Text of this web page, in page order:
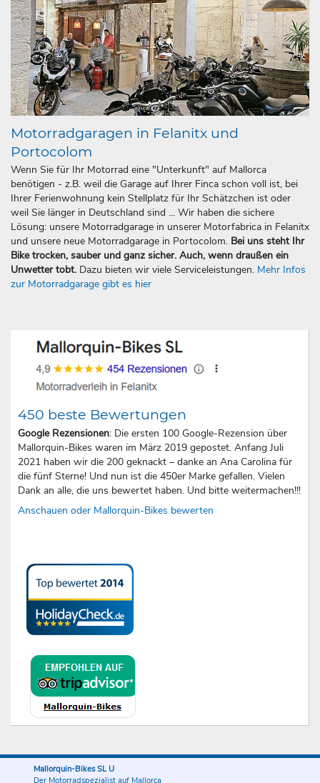
Motorradgaragen in Felanitx und
Portocolom
Wenn Sie für Ihr Motorrad eine "Unterkunft" auf Mallorca
benötigen - z.B. weil die Garage auf Ihrer Finca schon voll ist, bei
Ihrer Ferienwohnung kein Stellplatz für Ihr Schätzchen ist oder
weil Sie länger in Deutschland sind ... Wir haben die sichere
Lösung: unsere Motorradgarage in unserer Motorfabrica in Felanitx
und unsere neue Motorradgarage in Portocolom. Bei uns steht Ihr
Bike trocken, sauber und ganz sicher. Auch, wenn draußen ein
Unwetter tobt. Dazu bieten wir viele Serviceleistungen. Mehr Infos
zur Motorradgarage gibt es hier
450 beste Bewertungen
Google Rezensionen: Die ersten 100 Google-Rezension über
Mallorquin-Bikes waren im März 2019 gepostet. Anfang Juli
2021 haben wir die 200 geknackt – danke an Ana Carolina für
die fünf Sterne! Und nun ist die 450er Marke gefallen. Vielen
Dank an alle, die uns bewertet haben. Und bitte weitermachen!!!
Anschauen oder Mallorquin-Bikes bewerten
Mallorquin-Bikes SL U
Der Motorradspezialist auf Mallorca